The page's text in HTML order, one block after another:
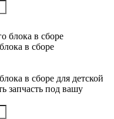
в сборе
в сборе для детской
запчасть под вашу